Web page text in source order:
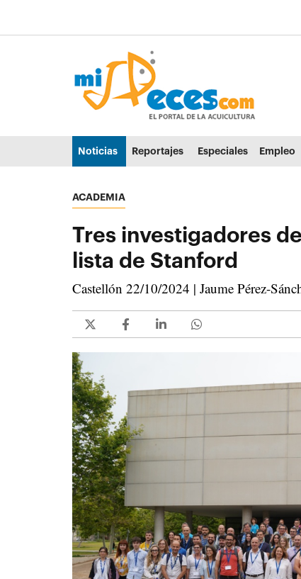
Ir al menú principal (alt + u)
Noticias Reportajes Especiales Empleo
ACADEMIA
Tres investigadores
lista de Stanford
Castellón 22/10/2024 | Jaume Pérez-